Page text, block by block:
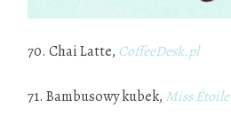
70. Chai Latte, CoffeeDesk.pl
71. Bambusowy kubek, Miss Étoile